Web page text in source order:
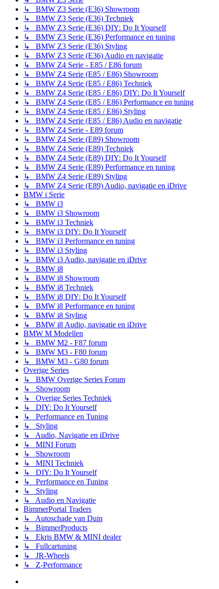
↳ BMW Z3 Serie (E36) Showroom
↳ BMW Z3 Serie (E36) Techniek
↳ BMW Z3 Serie (E36) DIY: Do It Yourself
↳ BMW Z3 Serie (E36) Performance en tuning
↳ BMW Z3 Serie (E36) Styling
↳ BMW Z3 Serie (E36) Audio en navigatie
↳ BMW Z4 Serie - E85 / E86 forum
↳ BMW Z4 Serie (E85 / E86) Showroom
↳ BMW Z4 Serie (E85 / E86) Techniek
↳ BMW Z4 Serie (E85 / E86) DIY: Do It Yourself
↳ BMW Z4 Serie (E85 / E86) Performance en tuning
↳ BMW Z4 Serie (E85 / E86) Styling
↳ BMW Z4 Serie (E85 / E86) Audio en navigatie
↳ BMW Z4 Serie - E89 forum
↳ BMW Z4 Serie (E89) Showroom
↳ BMW Z4 Serie (E89) Techniek
↳ BMW Z4 Serie (E89) DIY: Do It Yourself
↳ BMW Z4 Serie (E89) Performance en tuning
↳ BMW Z4 Serie (E89) Styling
↳ BMW Z4 Serie (E89) Audio, navigatie en iDrive
BMW i Serie
↳ BMW i3
↳ BMW i3 Showroom
↳ BMW i3 Techniek
↳ BMW i3 DIY: Do It Yourself
↳ BMW i3 Performance en tuning
↳ BMW i3 Styling
↳ BMW i3 Audio, navigatie en iDrive
↳ BMW i8
↳ BMW i8 Showroom
↳ BMW i8 Techniek
↳ BMW i8 DIY: Do It Yourself
↳ BMW i8 Performance en tuning
↳ BMW i8 Styling
↳ BMW i8 Audio, navigatie en iDrive
BMW M Modellen
↳ BMW M2 - F87 forum
↳ BMW M3 - F80 forum
↳ BMW M3 - G80 forum
Overige Series
↳ BMW Overige Series Forum
↳ Showroom
↳ Overige Series Techniek
↳ DIY: Do It Yourself
↳ Performance en Tuning
↳ Styling
↳ Audio, Navigatie en iDrive
↳ MINI Forum
↳ Showroom
↳ MINI Techniek
↳ DIY: Do It Yourself
↳ Performance en Tuning
↳ Styling
↳ Audio en Navigatie
BimmerPortal Traders
↳ Autoschade van Duin
↳ BimmerProducts
↳ Ekris BMW & MINI dealer
↳ Fullcartuning
↳ JR-Wheels
↳ Z-Performance